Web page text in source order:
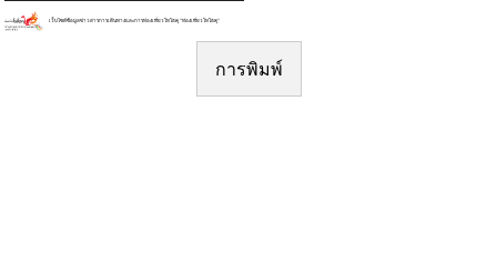
เว็บไซต์ข้อมูลข่าวสารการเดินทางและการท่องเที่ยวโทโฮคุ “ท่องเที่ยวโทโฮคุ“
การพิมพ์